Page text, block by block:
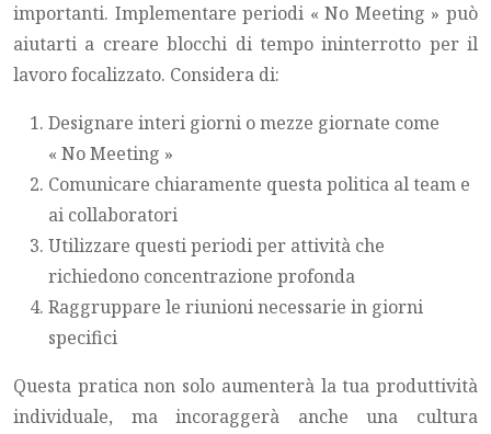
importanti. Implementare periodi « No Meeting » può
aiutarti a creare blocchi di tempo ininterrotto per il
lavoro focalizzato. Considera di:
Designare interi giorni o mezze giornate come
« No Meeting »
Comunicare chiaramente questa politica al team e
ai collaboratori
Utilizzare questi periodi per attività che
richiedono concentrazione profonda
Raggruppare le riunioni necessarie in giorni
specifici
Questa pratica non solo aumenterà la tua produttività
individuale, ma incoraggerà anche una cultura